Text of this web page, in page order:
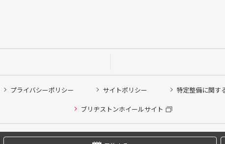
プライバシーポリシー サイトポリシー 特定整備に関す
ブリヂストンホイールサイト
Copyright © 2024 Bridgestone Retail Co.,Ltd. All rights Reserved.
ット作業の予約
望のクローク契約会員の方はこちらを選択ください
はご利用いただけません